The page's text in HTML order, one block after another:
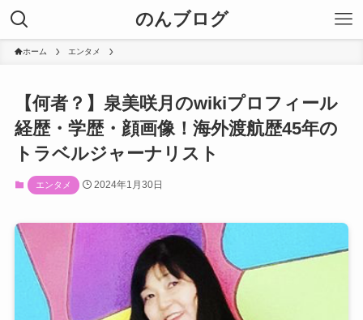
のんブログ
ホーム エンタメ
【何者？】泉美咲月のwikiプロフィール
経歴・学歴・顔画像！海外渡航歴45年の
トラベルジャーナリスト
エンタメ 2024年1月30日